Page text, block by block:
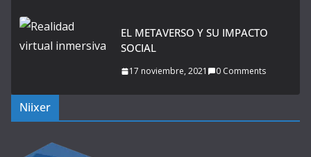
EL METAVERSO Y SU IMPACTO
SOCIAL
17 noviembre, 2021 0 Comments
Niixer